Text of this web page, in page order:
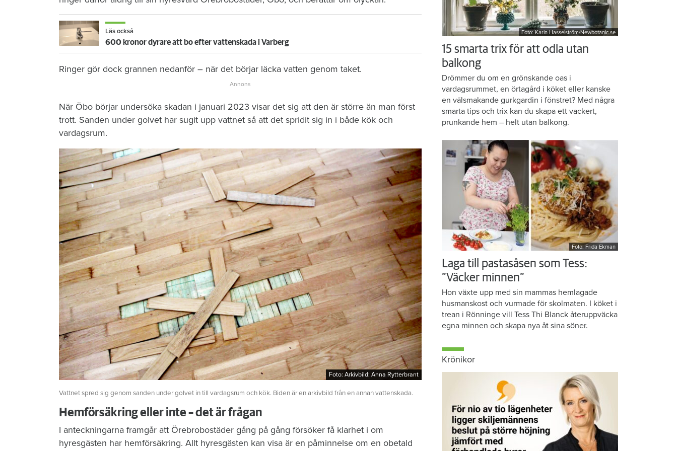
Läs också
600 kronor dyrare att bo efter vattenskada i Varberg
Ringer gör dock grannen nedanför – när det börjar läcka vatten genom taket.
När Öbo börjar undersöka skadan i januari 2023 visar det sig att den är större än man först
trott. Sanden under golvet har sugit upp vattnet så att det spridit sig in i både kök och
vardagsrum.
Foto: Arkivbild: Anna Rytterbrant
Foto: Arkivbild: Anna Rytterbrant
Vattnet spred sig genom sanden under golvet in till vardagsrum och kök. Biden är en arkivbild från en annan vattenskada.
Hemförsäkring eller inte – det är frågan
I anteckningarna framgår att Örebrobostäder gång på gång försöker få klarhet i om
hyresgästen har hemförsäkring. Allt hyresgästen kan visa är en påminnelse om en obetald
Foto: Karin Hasselström/Newbotanic.se
15 smarta trix för att odla utan
balkong
Drömmer du om en grönskande oas i
vardagsrummet, en örtagård i köket eller kanske
en välsmakande gurkgardin i fönstret? Med några
smarta tips och trix kan du skapa ett vackert,
prunkande hem – helt utan balkong.
Foto: Frida Ekman
Laga till pastasåsen som Tess:
”Väcker minnen”
Hon växte upp med sin mammas hemlagade
husmanskost och vurmade för skolmaten. I köket i
trean i Rönninge vill Tess Thi Blanck återuppväcka
egna minnen och skapa nya åt sina söner.
Krönikor